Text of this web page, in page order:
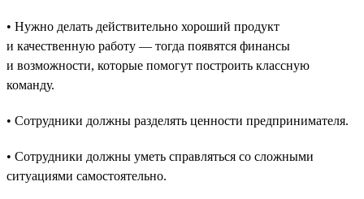
• Нужно делать действительно хороший продукт
и качественную работу — тогда появятся финансы
и возможности, которые помогут построить классную
команду.
• Сотрудники должны разделять ценности предпринимателя.
• Сотрудники должны уметь справляться со сложными
ситуациями самостоятельно.